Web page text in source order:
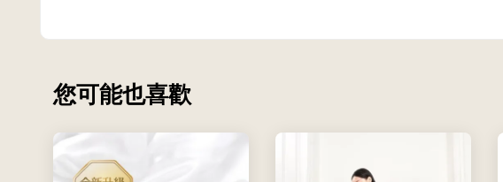
您可能也喜歡